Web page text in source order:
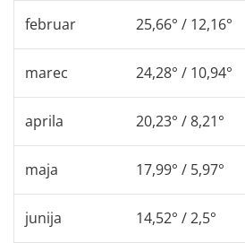
februar 25,66° / 12,16°
marec 24,28° / 10,94°
aprila 20,23° / 8,21°
maja 17,99° / 5,97°
junija 14,52° / 2,5°